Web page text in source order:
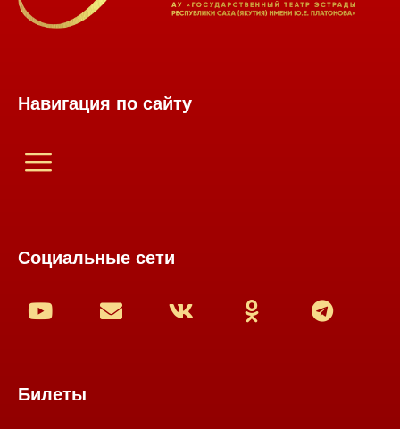
Навигация по сайту
Социальные сети
Билеты